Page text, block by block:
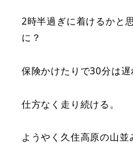
2時半過ぎに着けるかと
に？
保険かけたりで30分は遅
仕方なく走り続ける。
ようやく久住高原の山並